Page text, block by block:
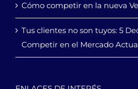
Cómo competir en la nueva
Tus clientes no son tuyos: 5
Competir en el Mercado